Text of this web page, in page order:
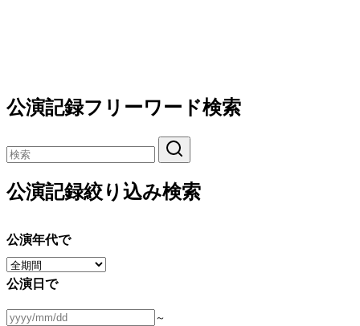
公演記録フリーワード検索
公演記録絞り込み検索
公演年代で
公演日で
～